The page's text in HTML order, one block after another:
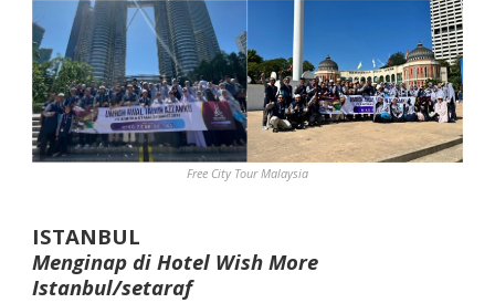
Free City Tour Malaysia
ISTANBUL
Menginap di Hotel Wish More
Istanbul/setaraf